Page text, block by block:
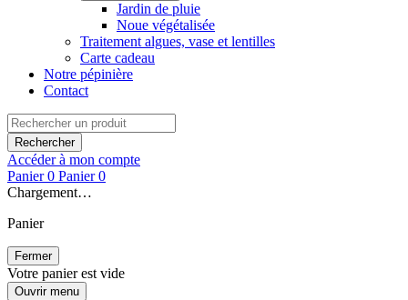
Jardin de pluie
Noue végétalisée
Traitement algues, vase et lentilles
Carte cadeau
Notre pépinière
Contact
Rechercher
Accéder à mon compte
Panier 0 Panier 0
Chargement…
Panier
Fermer
Votre panier est vide
Ouvrir menu